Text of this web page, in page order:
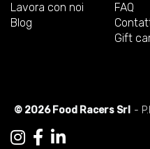
Lavora con noi
Blog
FAQ
Gift
© 2026 Food Racers Srl -